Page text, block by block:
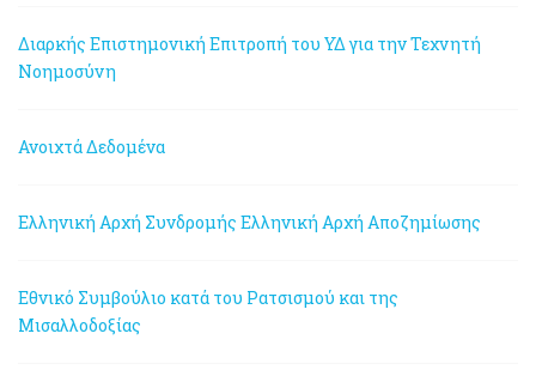
Διαρκής Επιστημονική Επιτροπή του ΥΔ για την Τεχνητή
Νοημοσύνη
Ανοιχτά Δεδομένα
Ελληνική Αρχή Συνδρομής Ελληνική Αρχή Αποζημίωσης
Εθνικό Συμβούλιο κατά του Ρατσισμού και της
Μισαλλοδοξίας